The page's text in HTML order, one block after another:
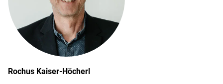
Rochus Kaiser-Höcherl